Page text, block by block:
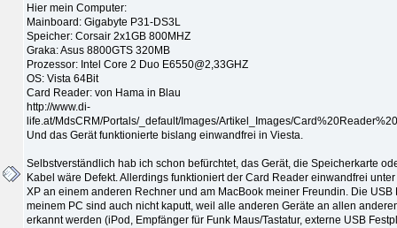
Hier mein Computer:
Mainboard: Gigabyte P31-DS3L
Speicher: Corsair 2x1GB 800MHZ
Graka: Asus 8800GTS 320MB
Prozessor: Intel Core 2 Duo E6550@2,33GHZ
OS: Vista 64Bit
Card Reader: von Hama in Blau
http://www.di-
life.at/MdsCRM/Portals/_default/Images/Artikel_Images/
Und das Gerät funktionierte bislang einwandfrei in Viesta.
Selbstverständlich hab ich schon befürchtet, das Gerät, die Speicherkarte
Kabel wäre Defekt. Allerdings funktioniert der Card Reader einwandfrei
XP an einem anderen Rechner und am MacBook meiner Freundin. Die USB
meinem PC sind auch nicht kaputt, weil alle anderen Geräte an allen
erkannt werden (iPod, Empfänger für Funk Maus/Tastatur, externe USB